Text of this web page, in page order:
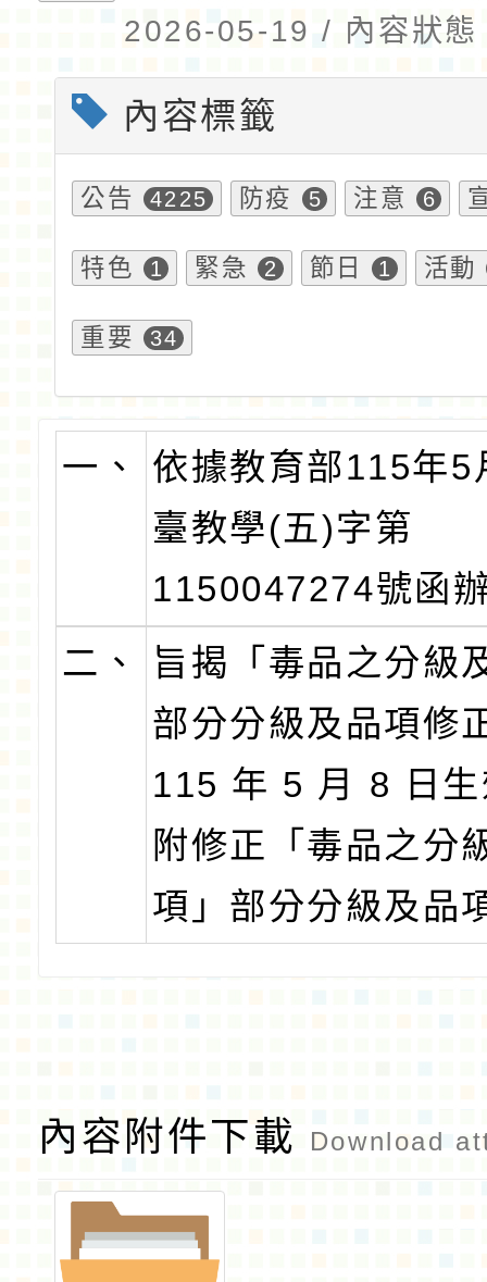
2026-05-19 / 內容狀態
內容標籤
公告 4225 防疫 5 注意 6
特色 1 緊急 2 節日 1 活動
重要 34
一、
依據教育部115年5
臺教學(五)字第
1150047274號函
二、
旨揭「毒品之分級
部分分級及品項修
115 年 5 月 8 日
附修正「毒品之分
項」部分分級及品
內容附件下載 Download